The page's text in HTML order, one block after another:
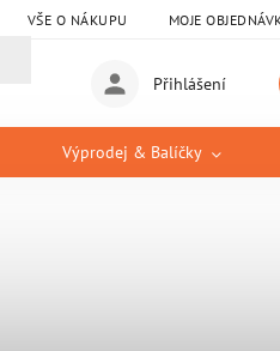
VŠE O NÁKUPU MOJE
Přihlášení
Výprodej & Balíčky